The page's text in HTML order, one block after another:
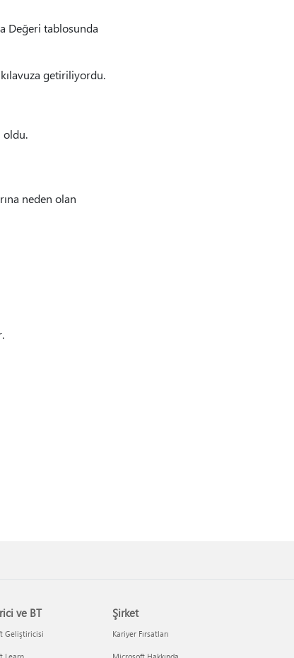
Değeri tablosunda
getiriliyordu.
oldu.
neden olan
ve BT
Geliştiricisi
Şirket
Kariyer Fırsatları